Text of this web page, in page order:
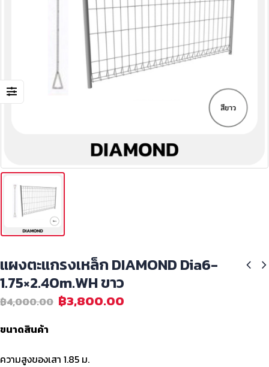
แผงตะแกรงเหล็ก DIAMOND Dia6-
1.75×2.40m.WH ขาว
฿4,000.00 ฿3,800.00
ขนาดสินค้า
ความสูงของเสา 1.85 ม.